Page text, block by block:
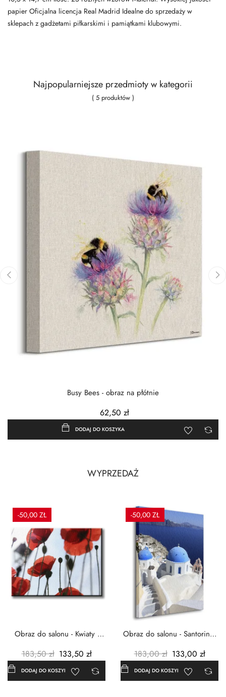
papier Oficjalna licencja Real Madrid Idealne do sprzedaży w
sklepach z gadżetami piłkarskimi i pamiątkami klubowymi.
Najpopularniejsze przedmioty w kategorii
( 5 produktów )
Busy Bees - obraz na płótnie
62,50 zł
DODAJ DO KOSZYKA
WYPRZEDAŻ
-50,00 ZŁ
Obraz do salonu - Kwiaty -
183,50 zł 133,50 zł
DODAJ DO KOSZYKA
-50,00 ZŁ
Obraz do salonu - Santorini -
183,00 zł 133,00 zł
DODAJ DO KOSZYKA